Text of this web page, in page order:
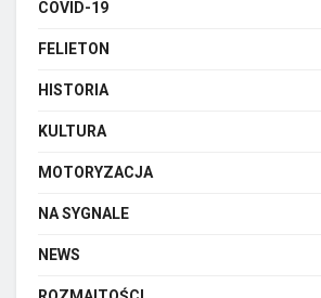
COVID-19
FELIETON
HISTORIA
KULTURA
MOTORYZACJA
NA SYGNALE
NEWS